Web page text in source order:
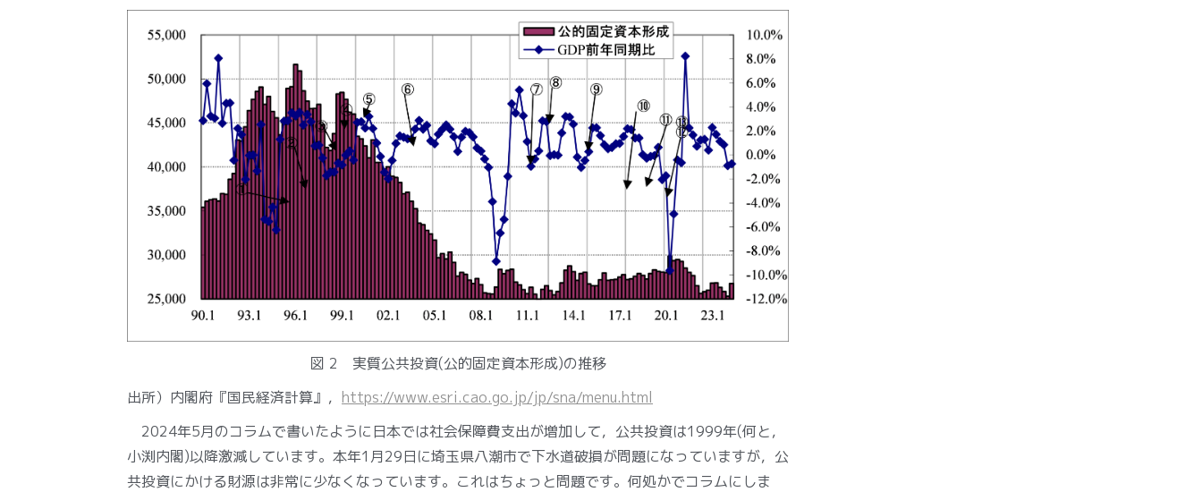
図 2 実質公共投資(公的固定資本形成)の推移
出所）内閣府『国民経済計算』， https://www.esri.cao.go.jp/jp/sna/menu.html
2024年5月のコラムで書いたように日本では社会保障費支出が増加して，公共投資は1999年(何と，
小渕内閣)以降激減しています。本年1月29日に埼玉県八潮市で下水道破損が問題になっていますが，公
共投資にかける財源は非常に少なくなっています。これはちょっと問題です。何処かでコラムにしま